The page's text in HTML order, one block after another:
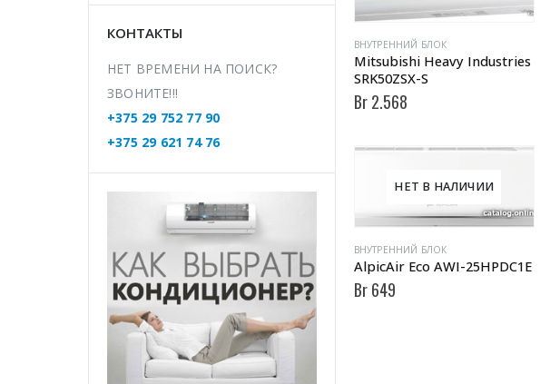
ВНУТРЕННИЙ БЛОК
Mitsubishi Heavy Industries
SRK50ZSX-S
Br2.568
НЕТ В НАЛИЧИИ
ВНУТРЕННИЙ БЛОК
AlpicAir Eco AWI-25HPDC1E
Br649
КОНТАКТЫ
НЕТ ВРЕМЕНИ НА ПОИСК?
ЗВОНИТЕ!!!
+375 29 752 77 90
+375 29 621 74 76